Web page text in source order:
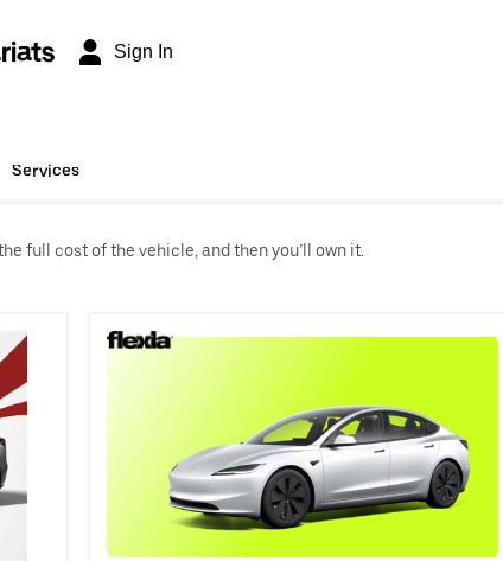
Sign In
Services
full cost of the vehicle, and then you’ll own it.